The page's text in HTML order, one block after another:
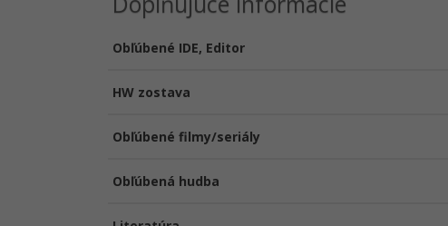
Obľúbené IDE, Editor
HW zostava
Obľúbené filmy/seriály
Obľúbená hudba